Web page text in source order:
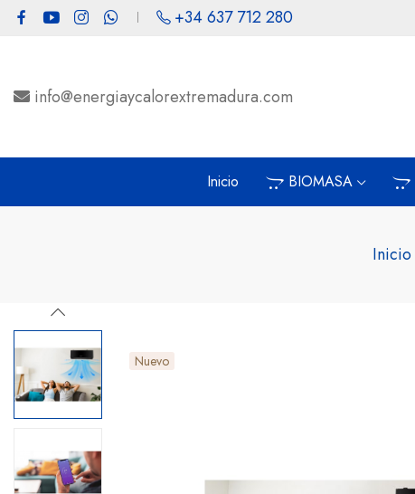
+34 637 712 280
info@energiaycalorextremadura.com
Inicio BIOMASA
Inicio
Nuevo